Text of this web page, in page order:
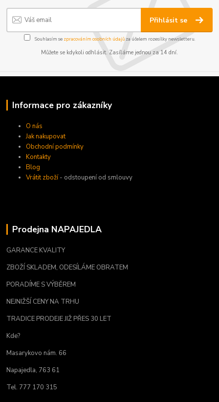
Přihlásit se
Souhlasím se zpracováním osobních údajůza účelem rozesílky newsletteru.
Můžete se kdykoli odhlásit. Zasíláme jednou za 14 dní.
Informace pro zákazníky
O nás
Jak nakupovat
Obchodní podmínky
Kontakty
Blog
Vrátit zboží- odstoupení od smlouvy
Prodejna NAPAJEDLA
GARANCE KVALITY
ZBOŽÍ SKLADEM, ODESÍLÁME OBRATEM
PORADÍME S VÝBĚREM
NEJNIŽŠÍ CENY NA TRHU
TRADICE PRODEJE JIŽ PŘES 30 LET
Kde?
Masarykovo nám. 66
Napajedla, 763 61
Tel. 777 170 315